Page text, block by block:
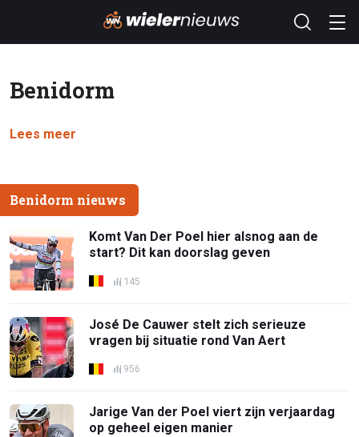
Benidorm
Lees meer
Benidorm nieuws
Komt Van Der Poel hier alsnog aan de
start? Dit kan doorslag geven
145
José De Cauwer stelt zich serieuze
vragen bij situatie rond Van Aert
956
Jarige Van der Poel viert zijn verjaardag
op geheel eigen manier